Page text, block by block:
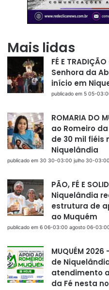
Mais lidas
FÉ E
Senhora da
início em
publicado em 5 05-
ROMARIA DO
ao Romeiro
de 30 mil fiéis
Niquelândia
publicado em 30 30-03:00 julho 30-
PÃO, FÉ E
Niquelândia
estrutura de
ao Muquém
publicado em 6 06-03:00 agosto 06-
MUQUÉM
de
atendimento
da Fé nesta